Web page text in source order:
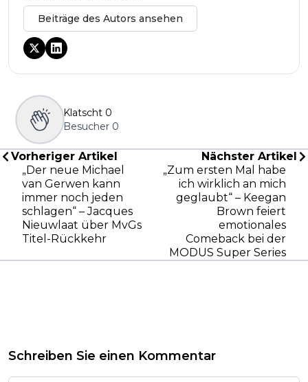
Beiträge des Autors ansehen
Klatscht 0
Besucher 0
Vorheriger Artikel
„Der neue Michael
van Gerwen kann
immer noch jeden
schlagen“ – Jacques
Nieuwlaat über MvGs
Titel-Rückkehr
Nächster Artikel
„Zum ersten Mal habe
ich wirklich an mich
geglaubt“ – Keegan
Brown feiert
emotionales
Comeback bei der
MODUS Super Series
Schreiben Sie einen Kommentar